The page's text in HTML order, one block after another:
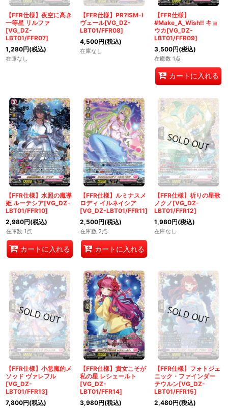
【FFR仕様】夜空に高き
一等星 リルファ
[VG_DZ-
LBT01/FFR07]
1,280円(税込)
在庫なし
【FFR仕様】PR?ISM-I
ヴェール[VG_DZ-
LBT01/FFR08]
4,500円(税込)
在庫なし
【FFR仕様】
#Make_A_Wish!! キョ
ウカ[VG_DZ-
LBT01/FFR09]
3,500円(税込)
在庫数 1点
カートに入れる
【FFR仕様】水照の魔導
姫 ルーテシア[VG_DZ-
LBT01/FFR10]
2,980円(税込)
在庫数 1点
カートに入れる
【FFR仕様】ルミナスメ
ロディ イルネイシア
[VG_DZ-LBT01/FFR11]
2,500円(税込)
在庫数 2点
カートに入れる
【FFR仕様】祈りの星歌
ノクノ[VG_DZ-
LBT01/FFR12]
1,980円(税込)
在庫なし
【FFR仕様】小悪魔的メ
ソッド ヴァレフル
[VG_DZ-
LBT01/FFR13]
7,800円(税込)
【FFR仕様】貴女こそが
私の星 レシェールト
[VG_DZ-
LBT01/FFR14]
3,980円(税込)
【FFR仕様】フォトジェ
ニック・ファインダー
テウルン[VG_DZ-
LBT01/FFR15]
2,480円(税込)